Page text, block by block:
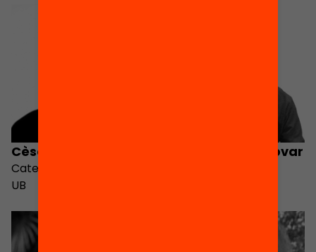
Cèsar Coll
Catedràtic de Psicologia
UB
Raül Manzano Tovar